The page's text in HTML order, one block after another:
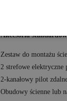
Akcesoria
Zestaw do montażu
2 strefowe elektryczne
2-kanałowy pilot
Obudowy ścienne lub